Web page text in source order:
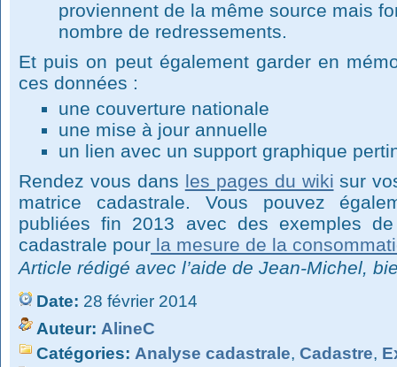
proviennent de la même source mais
nombre de redressements.
Et puis on peut également garder en
ces données :
une couverture nationale
une mise à jour annuelle
un lien avec un support graphique
Rendez vous dans les pages du wiki sur
matrice cadastrale. Vous pouvez
publiées fin 2013 avec des exemples
cadastrale pour la mesure de la
Article rédigé avec l’aide de Jean-Michel,
Date: 28 février 2014
Auteur: AlineC
Catégories: Analyse cadastrale, Cadastre,